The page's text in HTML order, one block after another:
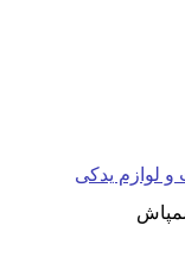
لوازم یدکی